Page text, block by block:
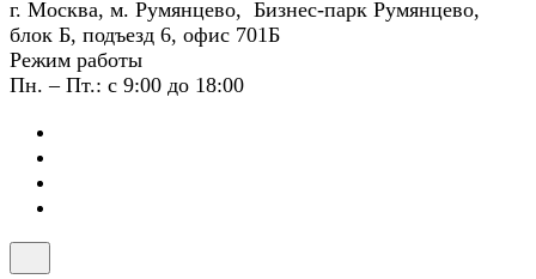
г. Москва, м. Румянцево, Бизнес-парк Румянцево,
блок Б, подъезд 6, офис 701Б
Режим работы
Пн. – Пт.: с 9:00 до 18:00